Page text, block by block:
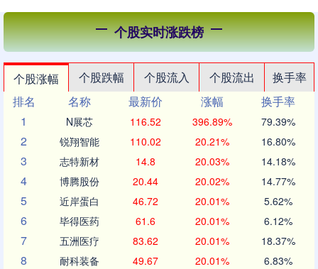
个股实时涨跌榜
个股涨幅 个股跌幅 个股流入 个股流出
换手率
排名
名称 最新价 涨幅
换手率
1
N展芯 116.52 396.89% 79.39%
2 锐翔智能 110.02 20.21% 16.80%
3 志特新材 14.8 20.03% 14.18%
4 博腾股份 20.44 20.02% 14.77%
5 近岸蛋白 46.72 20.01% 5.62%
6 毕得医药 61.6 20.01% 6.12%
7 五洲医疗 83.62 20.01% 18.37%
8 耐科装备 49.67 20.01% 6.83%